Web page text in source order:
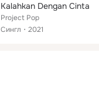
Kalahkan Dengan Cinta
Project Pop
Сингл
2021